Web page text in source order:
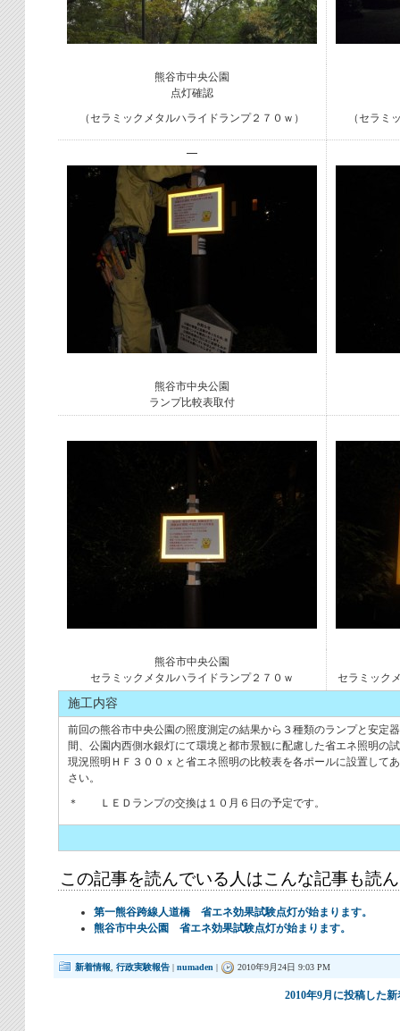
熊谷市中央公園
点灯確認
（セラミックメタルハライドランプ２７０ｗ）
（セラミ
熊谷市中央公園
ランプ比較表取付
熊谷市中央公園
セラミックメタルハライドランプ２７０ｗ
セラミック
施工内容
前回の熊谷市中央公園の照度測定の結果から３種類のランプと安定
間、公園内西側水銀灯にて環境と都市景観に配慮した省エネ照明の
現況照明ＨＦ３００ｘと省エネ照明の比較表を各ポールに設置して
さい。
＊ ＬＥＤランプの交換は１０月６日の予定です。
この記事を読んでいる人はこんな記事も読
第一熊谷跨線人道橋 省エネ効果試験点灯が始まります。
熊谷市中央公園 省エネ効果試験点灯が始まります。
新着情報, 行政実験報告 numaden 2010年9月24日 9:03 PM
2010年9月に投稿した